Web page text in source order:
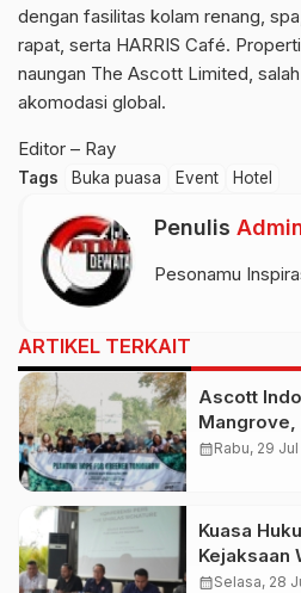
dengan fasilitas kolam renang,
rapat, serta HARRIS Café.
naungan The Ascott Limited,
akomodasi global.
Editor – Ray
Tags Buka puasa Event Hotel
Penulis
Pesonamu
ARTIKEL TERKAIT
Ascott
Mangrove,
Jaga
calendar_monthRabu, 29
Kuasa
Kejaksaan
3,5 Tahun
calendar_monthSelasa, 28